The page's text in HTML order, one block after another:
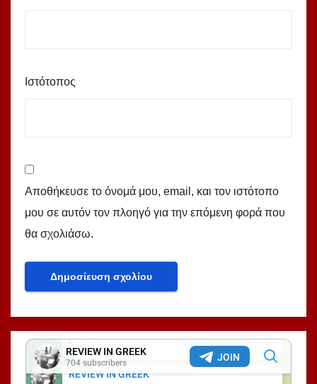
Ιστότοπος
Αποθήκευσε το όνομά μου, email, και τον ιστότοπο
μου σε αυτόν τον πλοηγό για την επόμενη φορά που
θα σχολιάσω.